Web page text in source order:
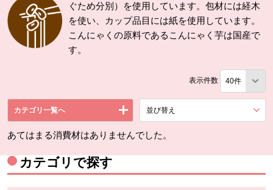
ぐため分別）を使用しています。包材には経木
を使い、カップ品目には紙を使用しています。
こんにゃくの原料であるこんにゃく芋は国産で
す。
表示件数
カテゴリ一覧へ 並び替え
あてはまる消費材はありませんでした。
カテゴリで探す